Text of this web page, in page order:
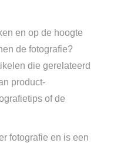
en op de hoogte
de fotografie?
die gerelateerd
product-
of de
fotografie en is een